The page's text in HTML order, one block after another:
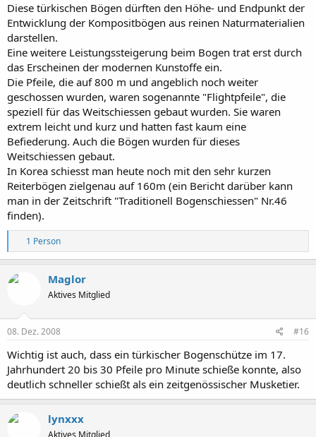
Diese türkischen Bögen dürften den Höhe- und Endpunkt der
Entwicklung der Kompositbögen aus reinen Naturmaterialien
darstellen.
Eine weitere Leistungssteigerung beim Bogen trat erst durch
das Erscheinen der modernen Kunstoffe ein.
Die Pfeile, die auf 800 m und angeblich noch weiter
geschossen wurden, waren sogenannte "Flightpfeile", die
speziell für das Weitschiessen gebaut wurden. Sie waren
extrem leicht und kurz und hatten fast kaum eine
Befiederung. Auch die Bögen wurden für dieses
Weitschiessen gebaut.
In Korea schiesst man heute noch mit den sehr kurzen
Reiterbögen zielgenau auf 160m (ein Bericht darüber kann
man in der Zeitschrift "Traditionell Bogenschiessen" Nr.46
finden).
R
e
a
n
e
:
1 Person
Maglor
Aktives Mitglied
08. Dez. 2008 #16
Wichtig ist auch, dass ein türkischer Bogenschütze im 17.
Jahrhundert 20 bis 30 Pfeile pro Minute schieße konnte, also
deutlich schneller schießt als ein zeitgenössischer Musketier.
lynxxx
Aktives Mitglied